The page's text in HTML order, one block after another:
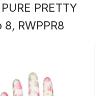
PRETTY
8, RWPPR8